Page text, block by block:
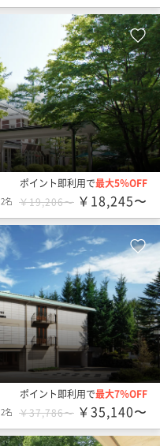
ポイント即利用で最大5％OFF
2名 ￥19,206〜 ￥18,245〜
ポイント即利用で最大7％OFF
2名 ￥37,786〜 ￥35,140〜